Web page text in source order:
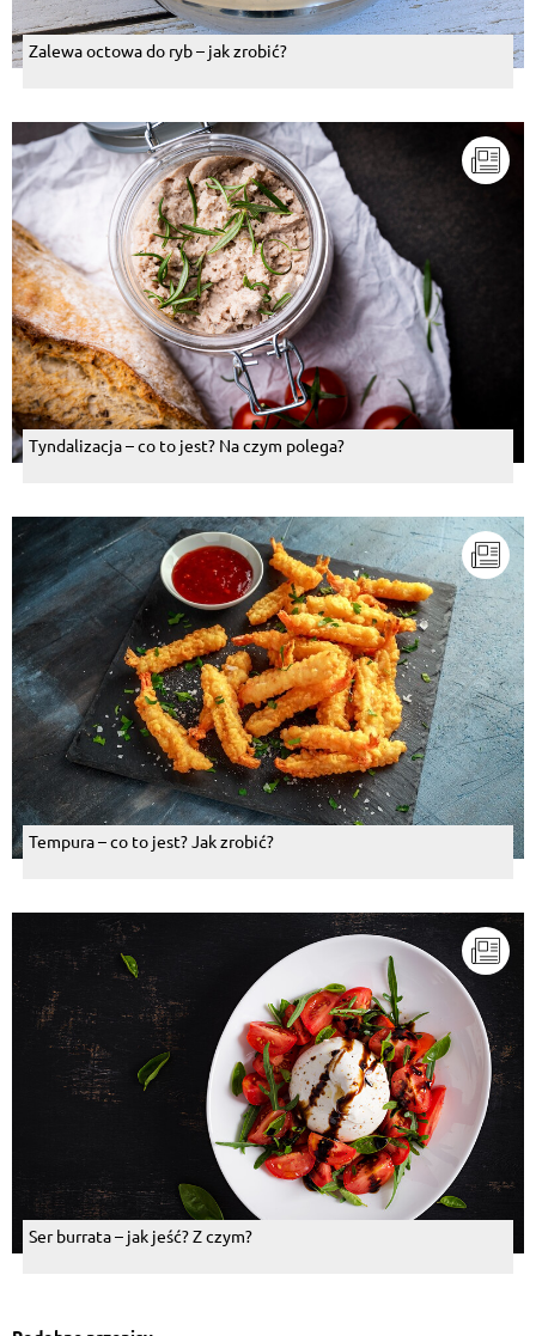
Zalewa octowa do ryb – jak zrobić?
Tyndalizacja – co to jest? Na czym polega?
Tempura – co to jest? Jak zrobić?
Ser burrata – jak jeść? Z czym?